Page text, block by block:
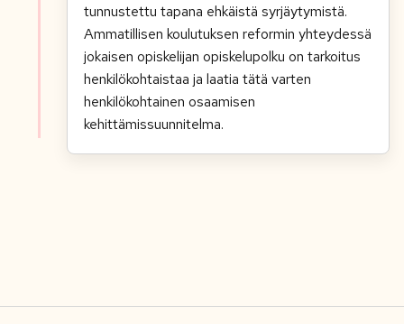
tunnustettu tapana ehkäistä syrjäytymistä.
Ammatillisen koulutuksen reformin yhteydessä
jokaisen opiskelijan opiskelupolku on tarkoitus
henkilökohtaistaa ja laatia tätä varten
henkilökohtainen osaamisen
kehittämissuunnitelma.